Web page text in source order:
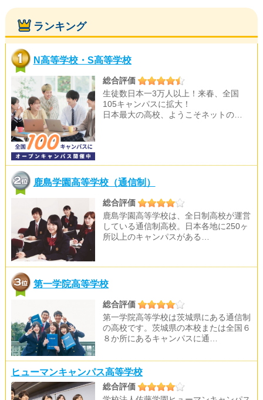
ランキング
N高等学校・S高等学校
総合評価
生徒数日本一3万人以上！来春、全国
105キャンパスに拡大！
日本最大の高校、ようこそネットの…
鹿島学園高等学校（通信制）
総合評価
鹿島学園高等学校は、全日制高校が運営
している通信制高校。日本各地に250ヶ
所以上のキャンパスがある…
第一学院高等学校
総合評価
第一学院高等学校は茨城県にある通信制
の高校です。茨城県の本校または全国６
８か所にあるキャンパスに通…
ヒューマンキャンパス高等学校
総合評価